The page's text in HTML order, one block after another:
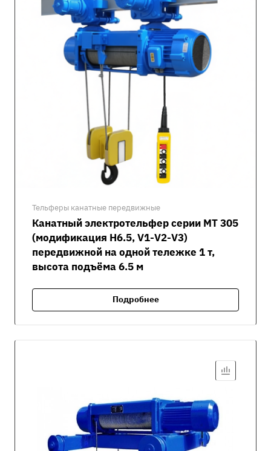
Тельферы канатные передвижные
Канатный электротельфер серии MT 305
(модификация H6.5, V1-V2-V3)
передвижной на одной тележке 1 т,
высота подъёма 6.5 м
Подробнее